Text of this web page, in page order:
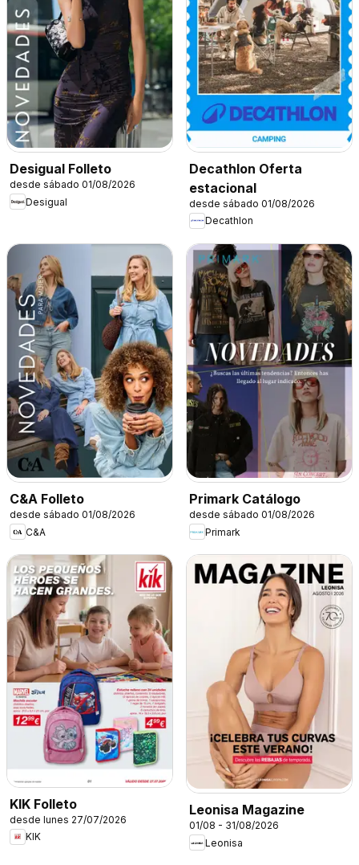
Desigual Folleto
desde sábado 01/08/2026
Desigual
Decathlon Oferta
estacional
desde sábado 01/08/2026
Decathlon
C&A Folleto
desde sábado 01/08/2026
C&A
Primark Catálogo
desde sábado 01/08/2026
Primark
KIK Folleto
desde lunes 27/07/2026
KIK
Leonisa Magazine
01/08 - 31/08/2026
Leonisa